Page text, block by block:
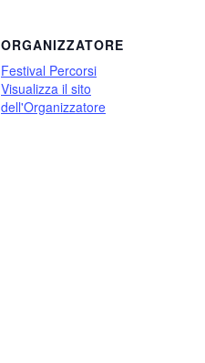
ORGANIZZATORE
Festival Percorsi
Visualizza il sito
dell'Organizzatore